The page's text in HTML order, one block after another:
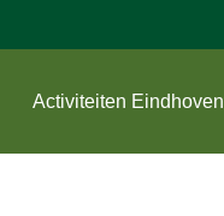
Activiteiten Eindhoven